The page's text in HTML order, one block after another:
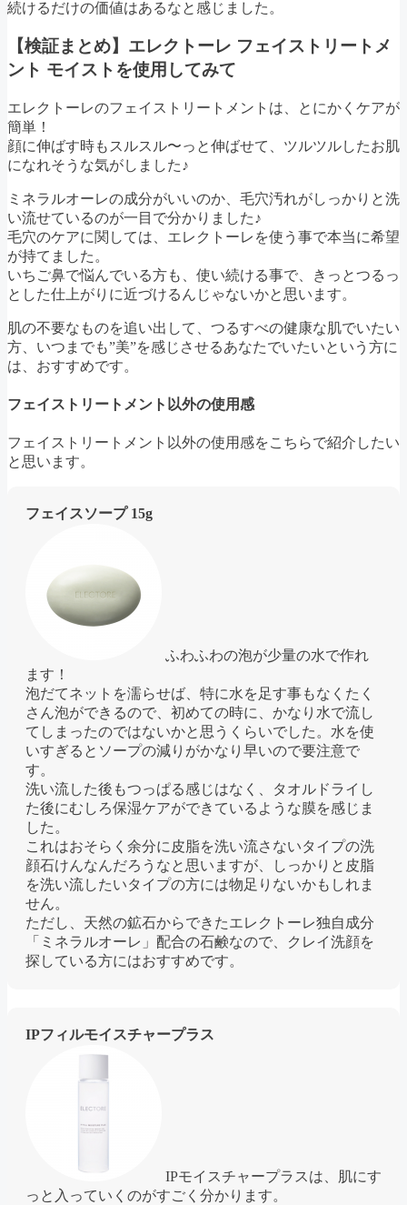
続けるだけの価値はあるなと感じました。
【検証まとめ】エレクトーレ フェイストリートメ
ント モイストを使用してみて
エレクトーレのフェイストリートメントは、とにかくケアが
簡単！
顔に伸ばす時もスルスル〜っと伸ばせて、ツルツルしたお肌
になれそうな気がしました♪
ミネラルオーレの成分がいいのか、毛穴汚れがしっかりと洗
い流せているのが一目で分かりました♪
毛穴のケアに関しては、エレクトーレを使う事で本当に希望
が持てました。
いちご鼻で悩んでいる方も、使い続ける事で、きっとつるっ
とした仕上がりに近づけるんじゃないかと思います。
肌の不要なものを追い出して、つるすべの健康な肌でいたい
方、いつまでも”美”を感じさせるあなたでいたいという方に
は、おすすめです。
フェイストリートメント以外の使用感
フェイストリートメント以外の使用感をこちらで紹介したい
と思います。
フェイスソープ 15g
ふわふわの泡が少量の水で作れ
ます！
泡だてネットを濡らせば、特に水を足す事もなくたく
さん泡ができるので、初めての時に、かなり水で流し
てしまったのではないかと思うくらいでした。水を使
いすぎるとソープの減りがかなり早いので要注意で
す。
洗い流した後もつっぱる感じはなく、タオルドライし
た後にむしろ保湿ケアができているような膜を感じま
した。
これはおそらく余分に皮脂を洗い流さないタイプの洗
顔石けんなんだろうなと思いますが、しっかりと皮脂
を洗い流したいタイプの方には物足りないかもしれま
せん。
ただし、天然の鉱石からできたエレクトーレ独自成分
「ミネラルオーレ」配合の石鹸なので、クレイ洗顔を
探している方にはおすすめです。
IPフィルモイスチャープラス
IPモイスチャープラスは、肌にす
っと入っていくのがすごく分かります。